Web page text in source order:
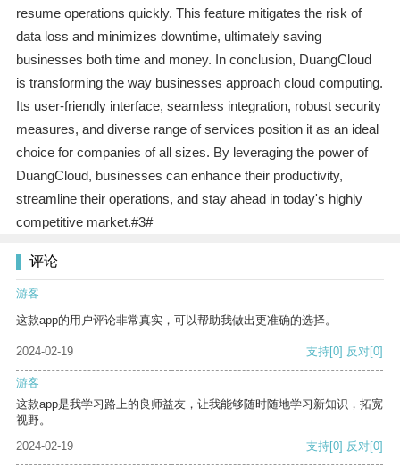
resume operations quickly. This feature mitigates the risk of
data loss and minimizes downtime, ultimately saving
businesses both time and money. In conclusion, DuangCloud
is transforming the way businesses approach cloud computing.
Its user-friendly interface, seamless integration, robust security
measures, and diverse range of services position it as an ideal
choice for companies of all sizes. By leveraging the power of
DuangCloud, businesses can enhance their productivity,
streamline their operations, and stay ahead in today's highly
competitive market.#3#
评论
游客
这款app的用户评论非常真实，可以帮助我做出更准确的选择。
2024-02-19 支持[0] 反对[0]
游客
这款app是我学习路上的良师益友，让我能够随时随地学习新知识，拓宽
视野。
2024-02-19
支持[0] 反对[0]